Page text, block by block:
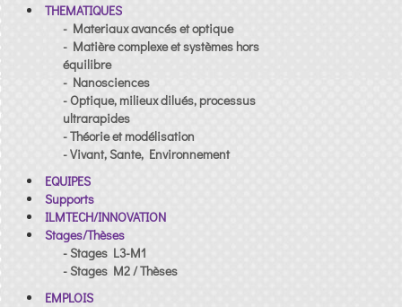
THEMATIQUES
- Materiaux avancés et optique
- Matière complexe et systèmes hors
équilibre
- Nanosciences
- Optique, milieux dilués, processus
ultrarapides
- Théorie et modélisation
- Vivant, Sante, Environnement
EQUIPES
Supports
ILMTECH/INNOVATION
Stages/Thèses
- Stages L3-M1
- Stages M2 / Thèses
EMPLOIS